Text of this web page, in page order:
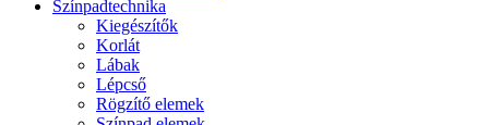
Színpadtechnika
Kiegészítők
Korlát
Lábak
Lépcső
Rögzítő elemek